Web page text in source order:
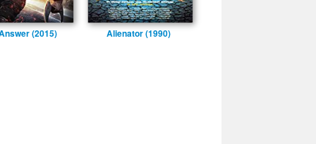
(2015) Alienator (1990)